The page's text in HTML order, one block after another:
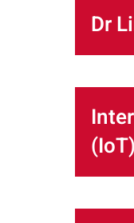
Dr
(IoT)